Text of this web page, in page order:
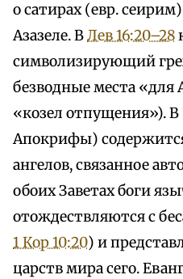
о сатирах (евр.
Азазеле. ВЛев 16:20–28
символизирующий
безводные места «для
«козел отпущения»). В
Апокрифы)
ангелов, связанное
обоих Заветах боги
отождествляются с
1 Кор 10:20) и
царств мира сего.